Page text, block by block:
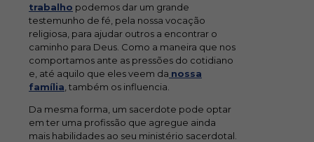
trabalho podemos dar um grande
testemunho de fé, pela nossa vocação
religiosa, para ajudar outros a encontrar o
caminho para Deus. Como a maneira que nos
comportamos ante as pressões do cotidiano
e, até aquilo que eles veem da nossa
família , também os influencia.
Da mesma forma, um sacerdote pode optar
em ter uma profissão que agregue ainda
mais habilidades ao seu ministério sacerdotal.